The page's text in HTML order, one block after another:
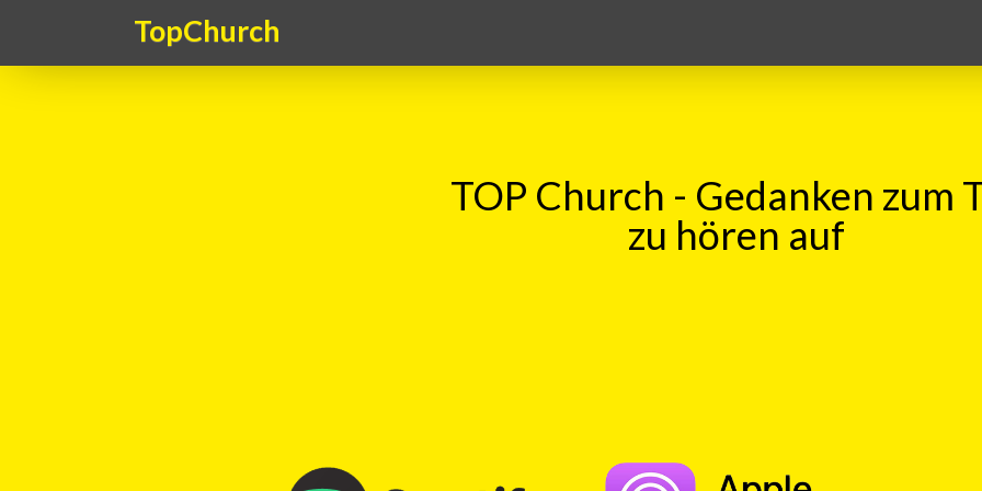
TOP Church - Gedanken zum
zu hören auf
TopChurch